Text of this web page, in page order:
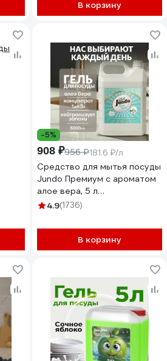
В корзину
-5%
908 ₽956 ₽181.6 ₽/л
Средство для мытья посуды
Jundo Премиум с ароматом
алое вера, 5 л
4903720021767
4.9(1736)
В корзину